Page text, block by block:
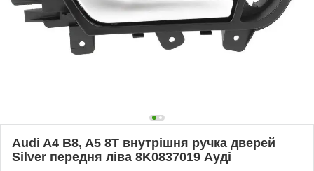
Audi A4 B8, A5 8T внутрішня ручка дверей
Silver передня ліва 8K0837019 Ауді